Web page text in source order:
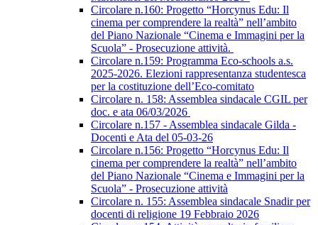
Circolare n.160: Progetto “Horcynus Edu: Il
cinema per comprendere la realtà” nell’ambito
del Piano Nazionale “Cinema e Immagini per la
Scuola” - Prosecuzione attività.
Circolare n.159: Programma Eco-schools a.s.
2025-2026. Elezioni rappresentanza studentesca
per la costituzione dell’Eco-comitato
Circolare n. 158: Assemblea sindacale CGIL per
doc. e ata 06/03/2026
Circolare n.157 - Assemblea sindacale Gilda -
Docenti e Ata del 05-03-26
Circolare n.156: Progetto “Horcynus Edu: Il
cinema per comprendere la realtà” nell’ambito
del Piano Nazionale “Cinema e Immagini per la
Scuola” - Prosecuzione attività
Circolare n. 155: Assemblea sindacale Snadir per
docenti di religione 19 Febbraio 2026